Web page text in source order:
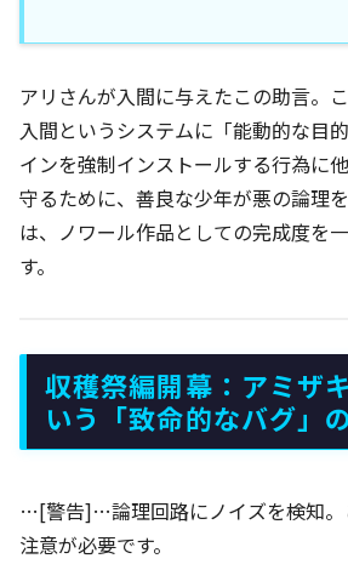
アリさんが入間に与えたこの助言。
入間というシステムに「能動的な目
インを強制インストールする行為に
守るために、善良な少年が悪の論理
は、ノワール作品としての完成度を
す。
収穫祭編開幕：アミザ
いう「致命的なバグ」
…[警告]…論理回路にノイズを検知。
注意が必要です。